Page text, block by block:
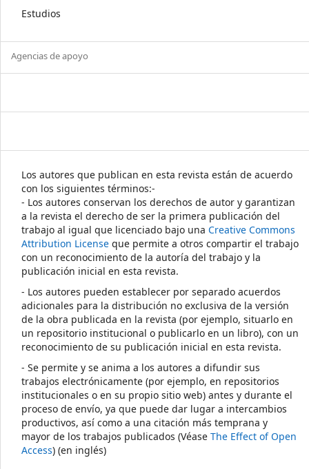
Estudios
Agencias de apoyo
Los autores que publican en esta revista están de acuerdo
con los siguientes términos:-
- Los autores conservan los derechos de autor y garantizan
a la revista el derecho de ser la primera publicación del
trabajo al igual que licenciado bajo una Creative Commons
Attribution License que permite a otros compartir el trabajo
con un reconocimiento de la autoría del trabajo y la
publicación inicial en esta revista.
- Los autores pueden establecer por separado acuerdos
adicionales para la distribución no exclusiva de la versión
de la obra publicada en la revista (por ejemplo, situarlo en
un repositorio institucional o publicarlo en un libro), con un
reconocimiento de su publicación inicial en esta revista.
- Se permite y se anima a los autores a difundir sus
trabajos electrónicamente (por ejemplo, en repositorios
institucionales o en su propio sitio web) antes y durante el
proceso de envío, ya que puede dar lugar a intercambios
productivos, así como a una citación más temprana y
mayor de los trabajos publicados (Véase The Effect of Open
Access) (en inglés)